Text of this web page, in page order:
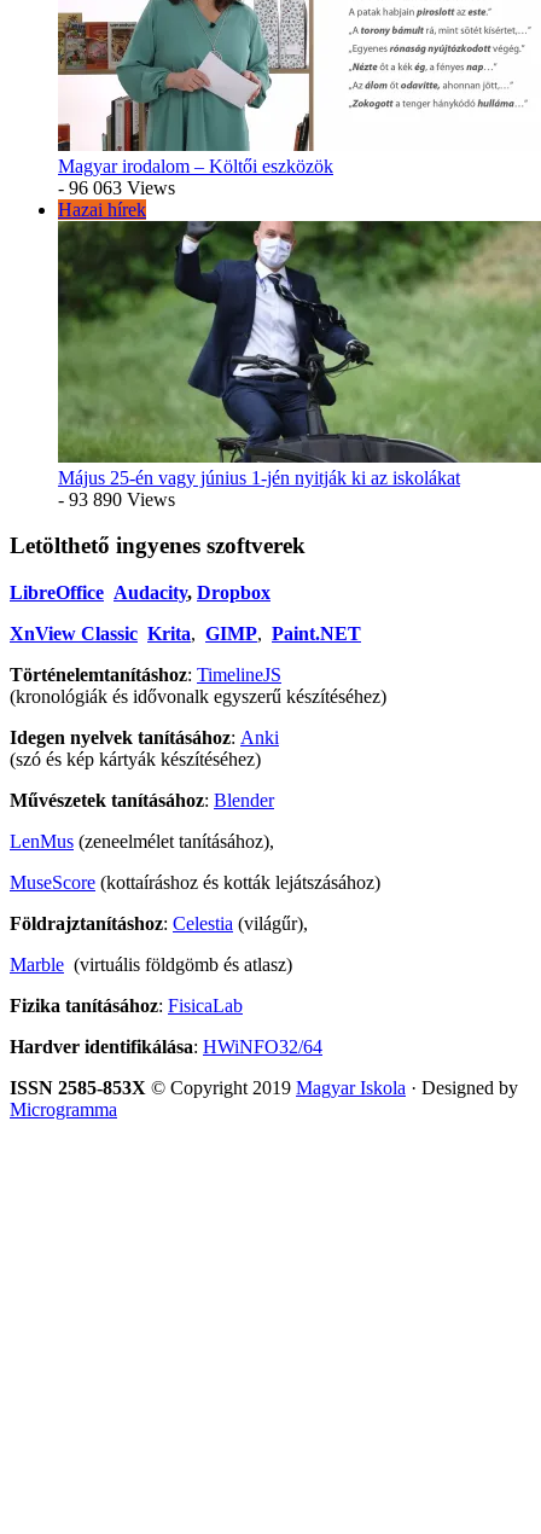
Magyar irodalom – Költői eszközök
- 96 063 Views
Hazai hírek
Május 25-én vagy június 1-jén nyitják ki az iskolákat
- 93 890 Views
Letölthető ingyenes szoftverek
LibreOffice Audacity, Dropbox
XnView Classic Krita, GIMP, Paint.NET
Történelemtanításhoz: TimelineJS
(kronológiák és idővonalk egyszerű készítéséhez)
Idegen nyelvek tanításához: Anki
(szó és kép kártyák készítéséhez)
Művészetek tanításához: Blender
LenMus (zeneelmélet tanításához),
MuseScore (kottaíráshoz és kották lejátszásához)
Földrajztanításhoz: Celestia (világűr),
Marble (virtuális földgömb és atlasz)
Fizika tanításához: FisicaLab
Hardver identifikálása: HWiNFO32/64
ISSN 2585-853X © Copyright 2019 Magyar Iskola · Designed by
Microgramma